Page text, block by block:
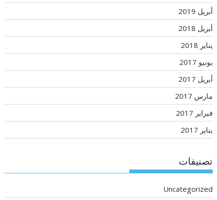
أبريل 2019
أبريل 2018
يناير 2018
يونيو 2017
أبريل 2017
مارس 2017
فبراير 2017
يناير 2017
تصنيفات
Uncategorized